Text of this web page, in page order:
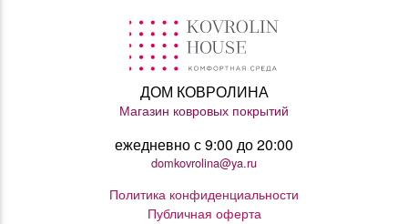
ДОМ КОВРОЛИНА
Магазин ковровых покрытий
ежедневно с 9:00 до 20:00
domkovrolina@ya.ru
Политика конфиденциальности
Публичная оферта